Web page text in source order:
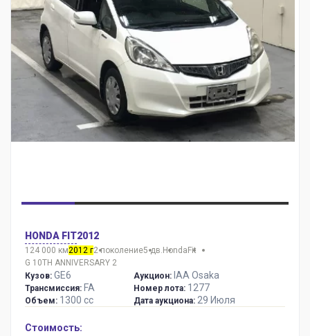
HONDA FIT2012
124 000 км2012 г2 поколение5 дв. Honda Fit
G 10TH ANNIVERSARY 2
Кузов: GE6
Трансмиссия: FA
Объем: 1300 сс
Аукцион: IAA Osaka
Номер лота: 1277
Дата аукциона: 29 Июля
Стоимость: